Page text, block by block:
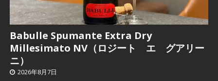
Babulle Spumante Extra Dry
Millesimato NV（ロジート エ グアリー
ニ）
2026年8月7日